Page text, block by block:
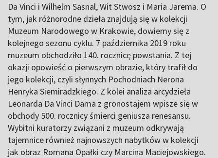
Da Vinci i Wilhelm Sasnal, Wit Stwosz i Maria Jarema. O
tym, jak różnorodne dzieła znajdują się w kolekcji
Muzeum Narodowego w Krakowie, dowiemy się z
kolejnego sezonu cyklu. 7 października 2019 roku
muzeum obchodziło 140. rocznicę powstania. Z tej
okazji opowieść o pierwszym obrazie, który trafił do
jego kolekcji, czyli słynnych Pochodniach Nerona
Henryka Siemiradzkiego. Z kolei analiza arcydzieła
Leonarda Da Vinci Dama z gronostajem wpisze się w
obchody 500. rocznicy śmierci geniusza renesansu.
Wybitni kuratorzy związani z muzeum odkrywają
tajemnice również najnowszych nabytków w kolekcji
jak obraz Romana Opałki czy Marcina Maciejowskiego.